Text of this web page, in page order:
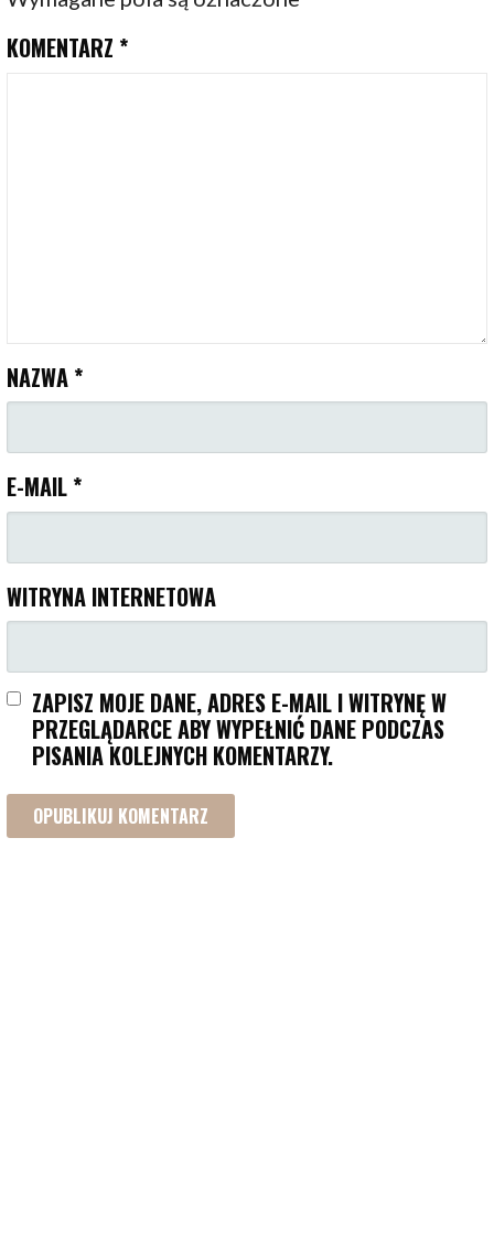
KOMENTARZ *
NAZWA *
E-MAIL *
WITRYNA INTERNETOWA
ZAPISZ MOJE DANE, ADRES E-MAIL I WITRYNĘ W
PRZEGLĄDARCE ABY WYPEŁNIĆ DANE PODCZAS
PISANIA KOLEJNYCH KOMENTARZY.